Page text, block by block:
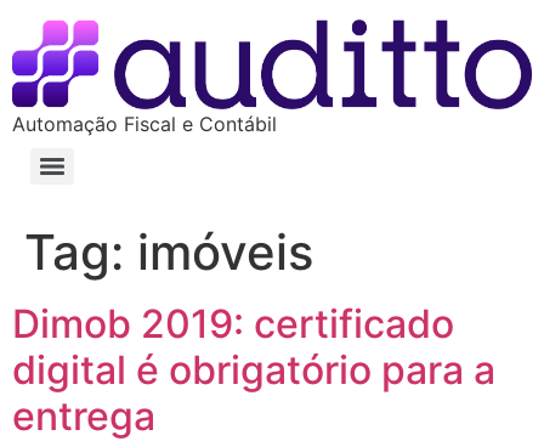
Automação Fiscal e Contábil
Tag: imóveis
Dimob 2019: certificado
digital é obrigatório para a
entrega